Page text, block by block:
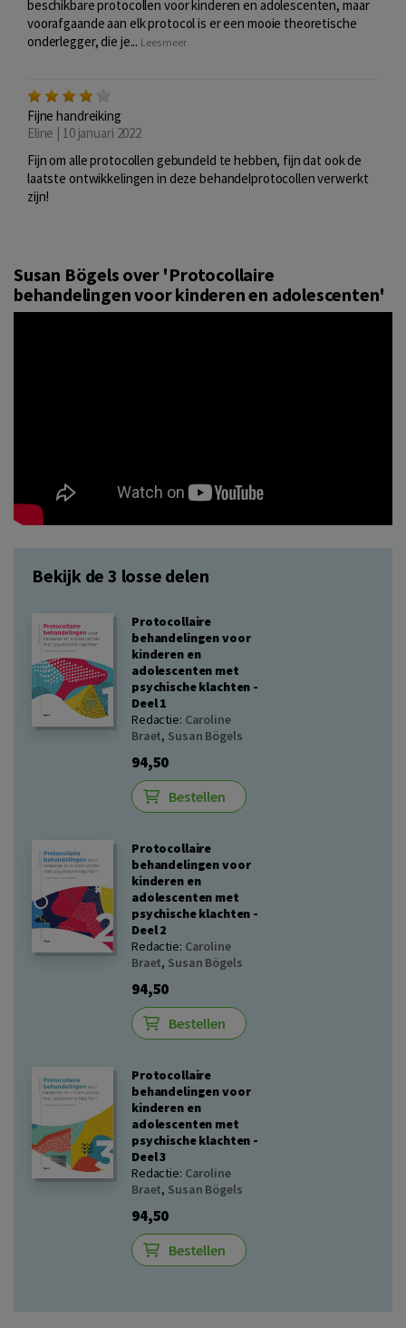
beschikbare protocollen voor kinderen en adolescenten, maar
voorafgaande aan elk protocol is er een mooie theoretische
onderlegger, die je... Lees meer
Fijne handreiking
Eline | 10 januari 2022
Fijn om alle protocollen gebundeld te hebben, fijn dat ook de
laatste ontwikkelingen in deze behandelprotocollen verwerkt
zijn!
Susan Bögels over 'Protocollaire
behandelingen voor kinderen en adolescenten'
Bekijk de 3 losse delen
Protocollaire
behandelingen voor
kinderen en
adolescenten met
psychische klachten -
Deel 1
Redactie: Caroline
Braet, Susan Bögels
94,50
Bestellen
Protocollaire
behandelingen voor
kinderen en
adolescenten met
psychische klachten -
Deel 2
Redactie: Caroline
Braet, Susan Bögels
94,50
Bestellen
Protocollaire
behandelingen voor
kinderen en
adolescenten met
psychische klachten -
Deel 3
Redactie: Caroline
Braet, Susan Bögels
94,50
Bestellen